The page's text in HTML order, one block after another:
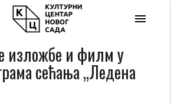
menu
изложбе и филм у
сећања „Ледена